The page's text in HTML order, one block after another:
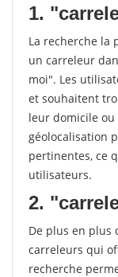
1.
La recherche la
un carreleur
moi". Les
et souhaitent
leur domicile
géolocalisation
pertinentes, ce
utilisateurs.
2.
De plus en plus
carreleurs qui
recherche